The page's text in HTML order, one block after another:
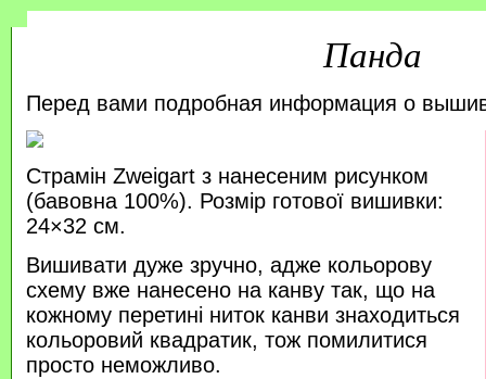
Панда
Перед вами подробная информация о
Страмін Zweigart з нанесеним рисунком
(бавовна 100%). Розмір готової вишивки:
24×32 см.
Вишивати дуже зручно, адже кольорову
схему вже нанесено на канву так, що на
кожному перетині ниток канви знаходиться
кольоровий квадратик, тож помилитися
просто неможливо.